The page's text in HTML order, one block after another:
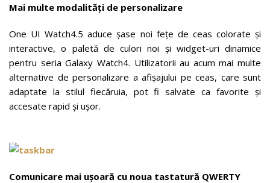
Mai multe modalități de personalizare
One UI Watch4.5 aduce șase noi fețe de ceas colorate și
interactive, o paletă de culori noi și widget-uri dinamice
pentru seria Galaxy Watch4. Utilizatorii au acum mai multe
alternative de personalizare a afișajului pe ceas, care sunt
adaptate la stilul fiecăruia, pot fi salvate ca favorite și
accesate rapid și ușor.
Comunicare mai ușoară cu noua tastatură QWERTY